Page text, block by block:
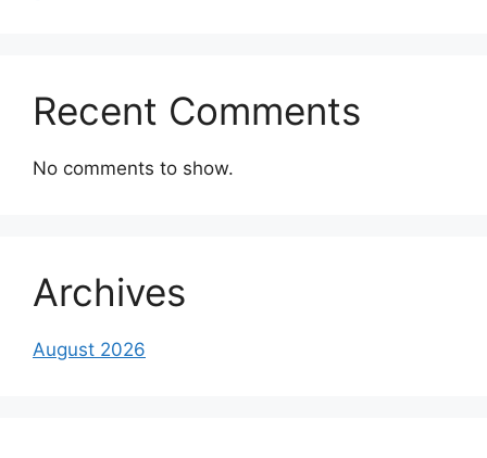
Recent Comments
No comments to show.
Archives
August 2026